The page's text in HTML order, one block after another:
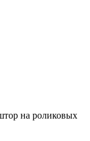
на роликовых